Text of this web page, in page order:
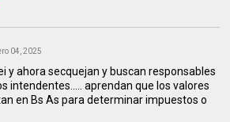
04, 2025
y ahora secquejan y buscan responsables
intendentes..... aprendan que los valores
en Bs As para determinar impuestos o